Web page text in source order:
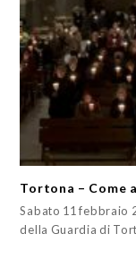
Tortona – Come
Sabato 11 febbraio
della Guardia di